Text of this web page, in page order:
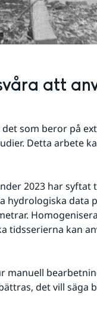
att
som beror på
Detta arbete
2023 har syftat
hydrologiska data
tidsserierna kan
det vill säga